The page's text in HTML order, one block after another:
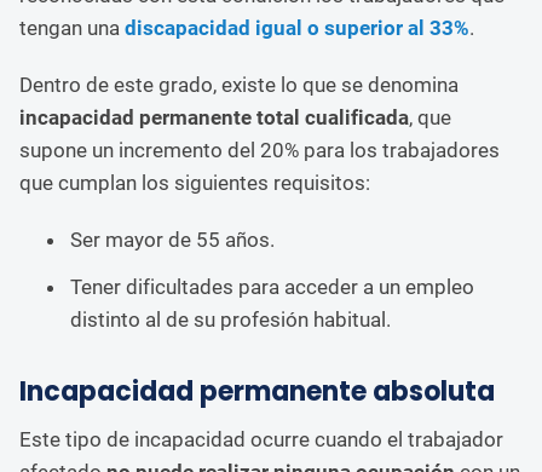
tengan una discapacidad igual o superior al 33%.
Dentro de este grado, existe lo que se denomina
incapacidad permanente total cualificada, que
supone un incremento del 20% para los trabajadores
que cumplan los siguientes requisitos:
Ser mayor de 55 años.
Tener dificultades para acceder a un empleo
distinto al de su profesión habitual.
Incapacidad permanente absoluta
Este tipo de incapacidad ocurre cuando el trabajador